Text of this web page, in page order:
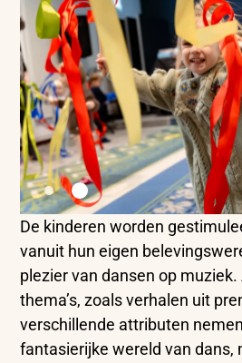
De kinderen worden
vanuit hun eigen
plezier van dansen op
thema’s, zoals verhalen uit
verschillende attributen
fantasierijke wereld van dans,